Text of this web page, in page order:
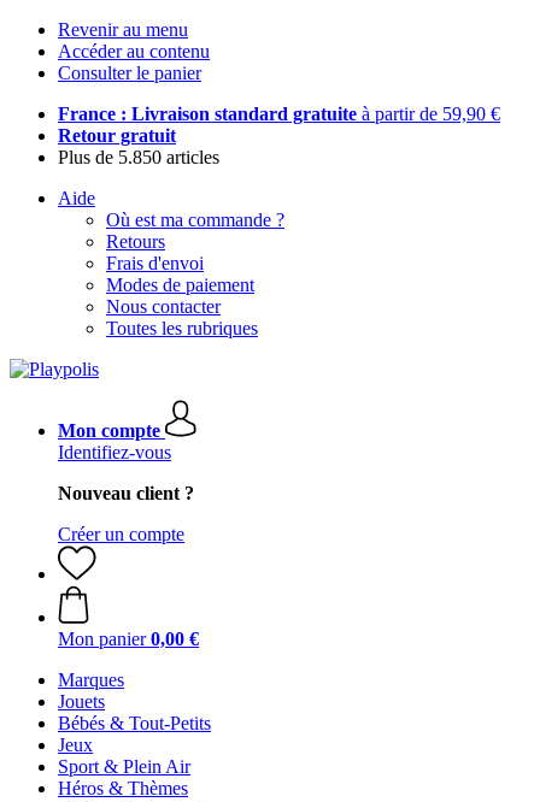
Revenir au menu
Accéder au contenu
Consulter le panier
France : Livraison standard gratuite à partir de 59,90 €
Retour gratuit
Plus de 5.850 articles
Aide
Où est ma commande ?
Retours
Frais d'envoi
Modes de paiement
Nous contacter
Toutes les rubriques
Mon compte
Identifiez-vous
Nouveau client ?
Créer un compte
Mon panier 0,00 €
Marques
Jouets
Bébés & Tout-Petits
Jeux
Sport & Plein Air
Héros & Thèmes